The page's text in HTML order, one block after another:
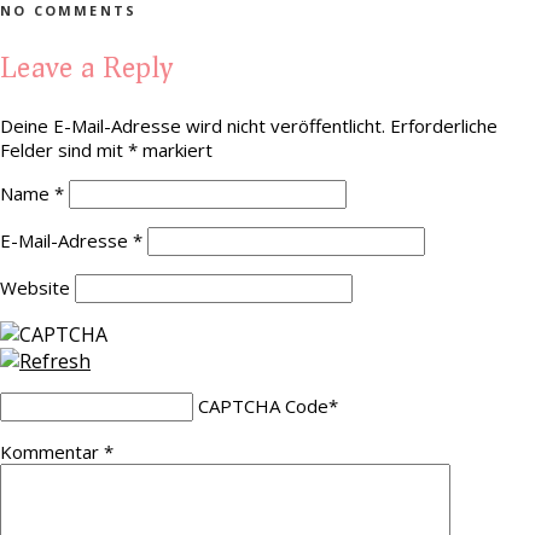
NO COMMENTS
Leave a Reply
Deine E-Mail-Adresse wird nicht veröffentlicht. Erforderliche
Felder sind mit * markiert
Name *
E-Mail-Adresse *
Website
CAPTCHA Code*
Kommentar *